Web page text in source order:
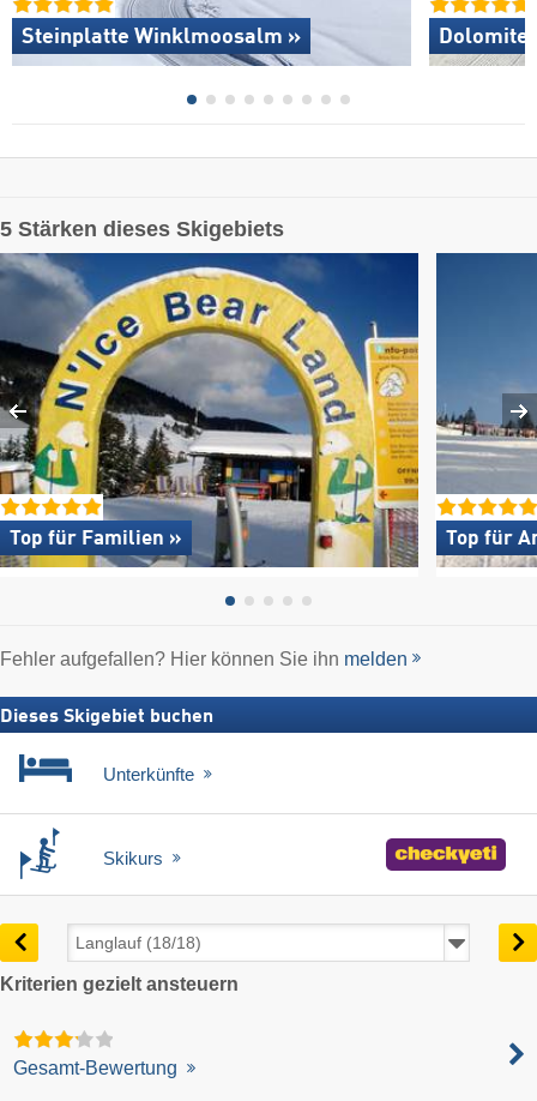
Steinplatte Winklmoosalm »
5 Stärken dieses Skigebiets
Top für Familien » Top für
Fehler aufgefallen? Hier können Sie ihn melden
Dieses Skigebiet buchen
Unterkünfte
Skikurs
Kriterien gezielt ansteuern
Gesamt-Bewertung